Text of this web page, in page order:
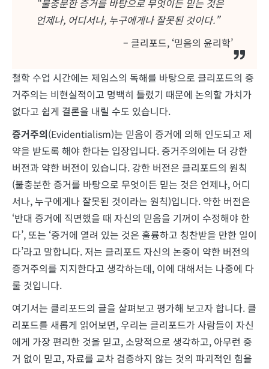
“불충분한 증거를 바탕으로 무엇이든 믿는 것은
언제나, 어디서나, 누구에게나 잘못된 것이다.”
– 클리포드, ‘믿음의 윤리학’
철학 수업 시간에는 제임스의 독해를 바탕으로 클리포드의 증
거주의는 비현실적이고 명백히 틀렸기 때문에 논의할 가치가
없다고 쉽게 결론을 내릴 수도 있습니다.
증거주의(Evidentialism)는 믿음이 증거에 의해 인도되고 제
약을 받도록 해야 한다는 입장입니다. 증거주의에는 더 강한
버전과 약한 버전이 있습니다. 강한 버전은 클리포드의 원칙
(불충분한 증거를 바탕으로 무엇이든 믿는 것은 언제나, 어디
서나, 누구에게나 잘못된 것이라는 원칙)입니다. 약한 버전은
‘반대 증거에 직면했을 때 자신의 믿음을 기꺼이 수정해야 한
다’, 또는 ‘증거에 열려 있는 것은 훌륭하고 칭찬받을 만한 일이
다’라고 말합니다. 저는 클리포드 자신의 논증이 약한 버전의
증거주의를 지지한다고 생각하는데, 이에 대해서는 나중에 다
룰 것입니다.
여기서는 클리포드의 글을 살펴보고 평가해 보고자 합니다. 클
리포드를 새롭게 읽어보면, 우리는 클리포드가 사람들이 자신
에게 가장 편리한 것을 믿고, 소망적으로 생각하고, 아무런 증
거 없이 믿고, 자료를 교차 검증하지 않는 것의 파괴적인 힘을